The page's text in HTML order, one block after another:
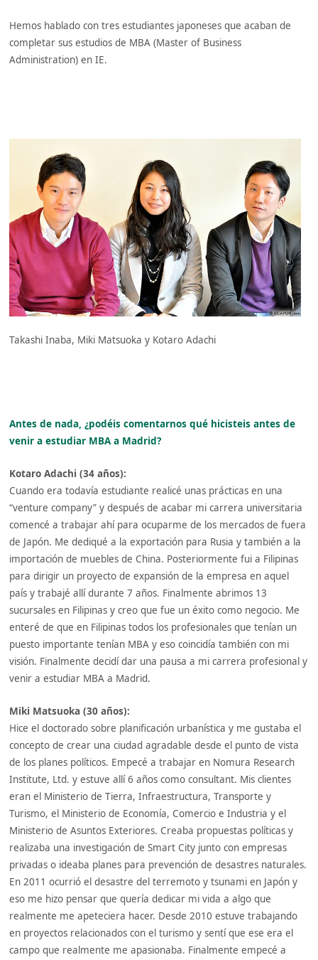
Hemos hablado con tres estudiantes japoneses que acaban de
completar sus estudios de MBA (Master of Business
Administration) en IE.
Takashi Inaba, Miki Matsuoka y Kotaro Adachi
Antes de nada, ¿podéis comentarnos qué hicisteis antes de
venir a estudiar MBA a Madrid?
Kotaro Adachi (34 años):
Cuando era todavía estudiante realicé unas prácticas en una
“venture company” y después de acabar mi carrera universitaria
comencé a trabajar ahí para ocuparme de los mercados de fuera
de Japón. Me dediqué a la exportación para Rusia y también a la
importación de muebles de China. Posteriormente fui a Filipinas
para dirigir un proyecto de expansión de la empresa en aquel
país y trabajé allí durante 7 años. Finalmente abrimos 13
sucursales en Filipinas y creo que fue un éxito como negocio. Me
enteré de que en Filipinas todos los profesionales que tenían un
puesto importante tenían MBA y eso coincidía también con mi
visión. Finalmente decidí dar una pausa a mi carrera profesional y
venir a estudiar MBA a Madrid.
Miki Matsuoka (30 años):
Hice el doctorado sobre planificación urbanística y me gustaba el
concepto de crear una ciudad agradable desde el punto de vista
de los planes políticos. Empecé a trabajar en Nomura Research
Institute, Ltd. y estuve allí 6 años como consultant. Mis clientes
eran el Ministerio de Tierra, Infraestructura, Transporte y
Turismo, el Ministerio de Economía, Comercio e Industria y el
Ministerio de Asuntos Exteriores. Creaba propuestas políticas y
realizaba una investigación de Smart City junto con empresas
privadas o ideaba planes para prevención de desastres naturales.
En 2011 ocurrió el desastre del terremoto y tsunami en Japón y
eso me hizo pensar que quería dedicar mi vida a algo que
realmente me apeteciera hacer. Desde 2010 estuve trabajando
en proyectos relacionados con el turismo y sentí que ese era el
campo que realmente me apasionaba. Finalmente empecé a